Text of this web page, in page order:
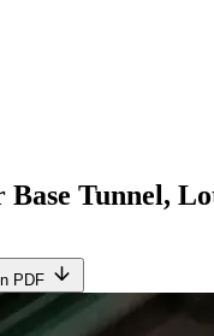
Tunnel,
PDF